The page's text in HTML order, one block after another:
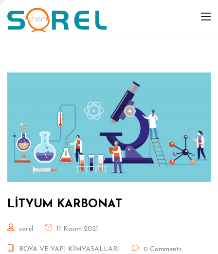
LİTYUM KARBONAT
sorel 11 Kasım 2021
BOYA VE YAPI KİMYASALLARI 0 Comments